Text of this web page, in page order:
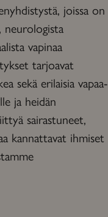
joissa on
neurologista
vapinaa
tarjoavat
sekä erilaisia vapaa-
ja heidän
sairastuneet,
kannattavat ihmiset